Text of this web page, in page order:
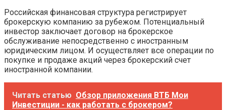
Российская финансовая структура регистрирует
брокерскую компанию за рубежом. Потенциальный
инвестор заключает договор на брокерское
обслуживание непосредственно с иностранным
юридическим лицом. И осуществляет все операции по
покупке и продаже акций через брокерский счет
иностранной компании.
Читать статью Обзор приложения ВТБ Мои
Инвестиции - как работать с брокером?